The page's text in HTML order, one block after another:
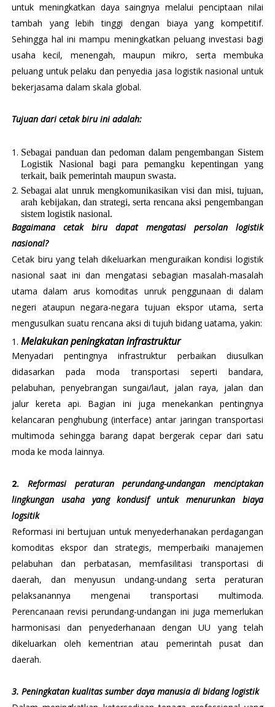
untuk meningkatkan daya saingnya melalui penciptaan nilai
tambah yang lebih tinggi dengan biaya yang kompetitif.
Sehingga hal ini mampu meningkatkan peluang investasi bagi
usaha kecil, menengah, maupun mikro, serta membuka
peluang untuk pelaku dan penyedia jasa logistik nasional untuk
bekerjasama dalam skala global.
Tujuan dari cetak biru ini adalah:
Sebagai panduan dan pedoman dalam pengembangan Sistem
Logistik Nasional bagi para pemangku kepentingan yang
terkait, baik pemerintah maupun swasta.
Sebagai alat unruk mengkomunikasikan visi dan misi, tujuan,
arah kebijakan, dan strategi, serta rencana aksi pengembangan
sistem logistik nasional.
Bagaimana cetak biru dapat mengatasi persolan logistik
nasional?
Cetak biru yang telah dikeluarkan menguraikan kondisi logistik
nasional saat ini dan mengatasi sebagian masalah-masalah
utama dalam arus komoditas unruk penggunaan di dalam
negeri ataupun negara-negara tujuan ekspor utama, serta
mengusulkan suatu rencana aksi di tujuh bidang uatama, yakin:
Melakukan peningkatan infrastruktur
Menyadari pentingnya infrastruktur perbaikan diusulkan
didasarkan pada moda transportasi seperti bandara,
pelabuhan, penyebrangan sungai/laut, jalan raya, jalan dan
jalur kereta api. Bagian ini juga menekankan pentingnya
kelancaran penghubung (interface) antar jaringan transportasi
multimoda sehingga barang dapat bergerak cepar dari satu
moda ke moda lainnya.
2. Reformasi peraturan perundang-undangan menciptakan
lingkungan usaha yang kondusif untuk menurunkan biaya
logsitik
Reformasi ini bertujuan untuk menyederhanakan perdagangan
komoditas ekspor dan strategis, memperbaiki manajemen
pelabuhan dan perbatasan, memfasilitasi transportasi di
daerah, dan menyusun undang-undang serta peraturan
pelaksanannya mengenai transportasi multimoda.
Perencanaan revisi perundang-undangan ini juga memerlukan
harmonisasi dan penyederhanaan dengan UU yang telah
dikeluarkan oleh kementrian atau pemerintah pusat dan
daerah.
3. Peningkatan kualitas sumber daya manusia di bidang logistik